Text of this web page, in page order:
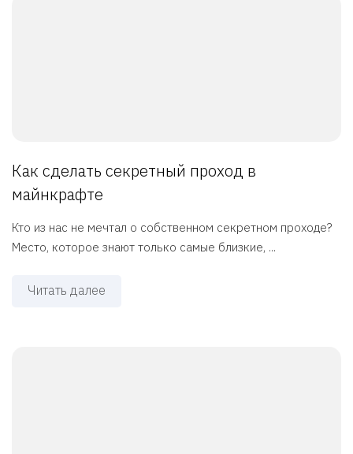
Как сделать секретный проход в
майнкрафте
Кто из нас не мечтал о собственном секретном проходе?
Место, которое знают только самые близкие, ...
Читать далее